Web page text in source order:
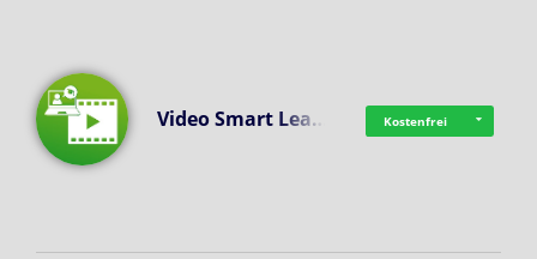
Video Smart Lea… Kostenfrei